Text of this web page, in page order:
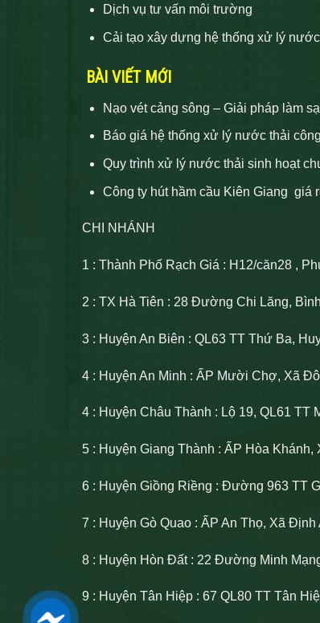
Dịch vụ tư vấn môi trường
Cải tạo xây dựng hệ thống xử lý
BÀI VIẾT MỚI
Nạo vét cảng sông – Giải pháp làm
Báo giá hệ thống xử lý nước thải
Quy trình xử lý nước thải sinh hoạt
Công ty hút hầm cầu Kiên Giang giá
CHI NHÁNH
1 : Thành Phố Rạch Giá : H12/căn28 ,
2 : TX Hà Tiên : 28 Đường Chi Lăng,
3 : Huyện An Biên : QL63 TT Thứ Ba,
4 : Huyện An Minh : ẤP Mười Chợ, Xã
4 : Huyện Châu Thành : Lộ 19, QL61 TT
5 : Huyện Giang Thành : ẤP Hòa
6 : Huyện Giồng Riềng : Đường 963 TT
7 : Huyện Gò Quao : ẤP An Thọ, Xã Định
8 : Huyện Hòn Đất : 22 Đường Minh
9 : Huyện Tân Hiệp : 67 QL80 TT Tân